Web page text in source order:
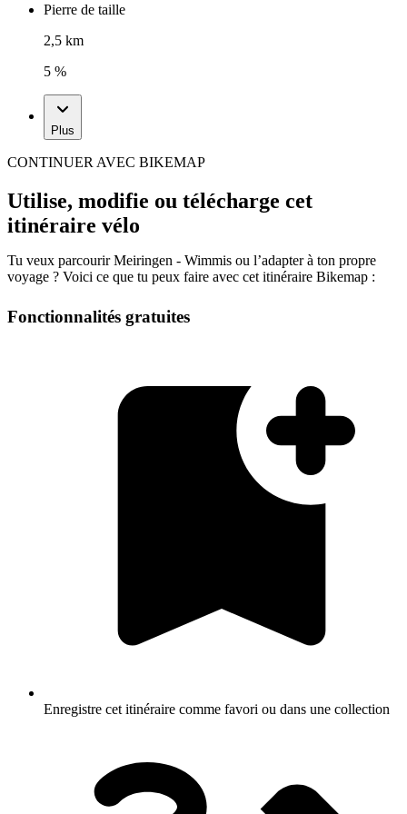
Pierre de taille
2,5 km
5 %
Plus
CONTINUER AVEC BIKEMAP
Utilise, modifie ou télécharge cet
itinéraire vélo
Tu veux parcourir Meiringen - Wimmis ou l’adapter à ton propre
voyage ? Voici ce que tu peux faire avec cet itinéraire Bikemap :
Fonctionnalités gratuites
Enregistre cet itinéraire comme favori ou dans une collection